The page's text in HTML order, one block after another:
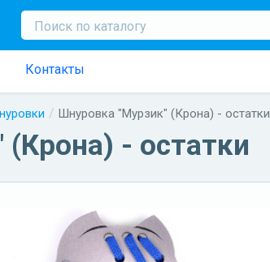
Контакты
Шнуровка "Мурзик" (Крона) - остатки
- остатки